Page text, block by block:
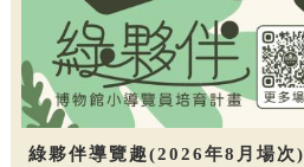
綠夥伴導覽趣(2026年8月場次)